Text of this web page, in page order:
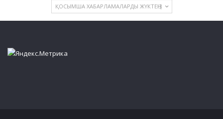
ҚОСЫМША ХАБАРЛАМАЛАРДЫ ЖҮКТЕҢІЗ